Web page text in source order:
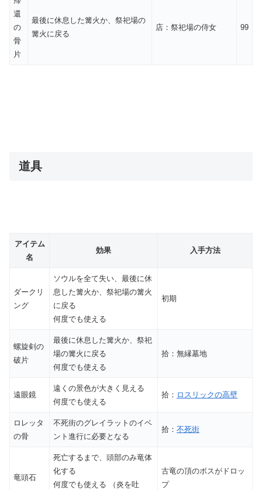
還
の
骨
片
最後に休息した篝火か、祭祀場の
篝火に戻る
店：祭祀場の侍女 99
道具
アイテム
名
効果 入手方法
ダークリ
ング
ソウルを全て失い、最後に休
息した篝火か、祭祀場の篝火
に戻る
何度でも使える
初期
螺旋剣の
破片
最後に休息した篝火か、祭祀
場の篝火に戻る
何度でも使える
拾：無縁墓地
遠眼鏡
遠くの景色が大きく見える
何度でも使える
拾： ロスリックの高壁
ロレッタ
の骨
不死街のグレイラットのイベ
ント進行に必要となる
拾： 不死街
竜頭石
死亡するまで、頭部のみ竜体
化する
何度でも使える （炎を吐
古竜の頂のボスがドロッ
プ